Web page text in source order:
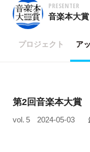
PRESENTER
音楽本大賞
プロジェクト ア
第2回音楽本大賞
vol. 5 2024-05-03